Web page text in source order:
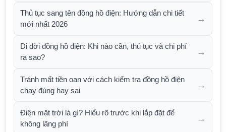
Thủ tục sang tên đồng hồ điện: Hướng dẫn chi tiết
mới nhất 2026
→
Di dời đồng hồ điện: Khi nào cần, thủ tục và chi phí
ra sao?
→
Tránh mất tiền oan với cách kiểm tra đồng hồ điện
chạy đúng hay sai
→
Điện mặt trời là gì? Hiểu rõ trước khi lắp đặt để
không lãng phí
→